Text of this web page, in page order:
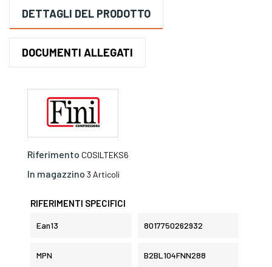
DETTAGLI DEL PRODOTTO
DOCUMENTI ALLEGATI
Riferimento COSILTEKS6
In magazzino 3 Articoli
RIFERIMENTI SPECIFICI
Ean13 8017750262932
MPN B2BL104FNN288